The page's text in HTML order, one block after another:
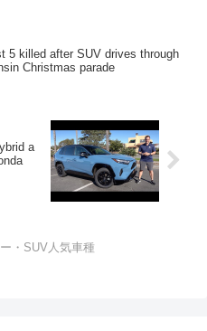
5 killed after SUV drives through
Christmas parade
a
・SUV人気車種